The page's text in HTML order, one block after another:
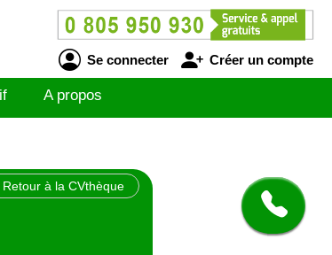
Se connecter Créer un compte
A propos
Retour à la CVthèque